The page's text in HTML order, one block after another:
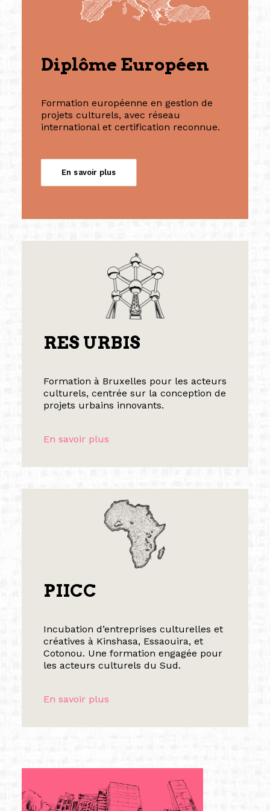
Diplôme Européen
Formation européenne en gestion de
projets culturels, avec réseau
international et certification reconnue.
En savoir plus
RES URBIS
Formation à Bruxelles pour les acteurs
culturels, centrée sur la conception de
projets urbains innovants.
En savoir plus
PIICC
Incubation d’entreprises culturelles et
créatives à Kinshasa, Essaouira, et
Cotonou. Une formation engagée pour
les acteurs culturels du Sud.
En savoir plus